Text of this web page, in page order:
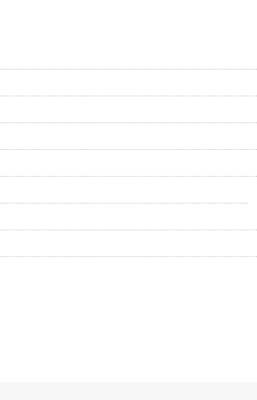
5 шт.
10 шт.
10 шт.